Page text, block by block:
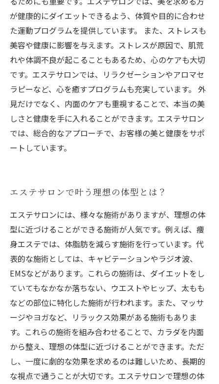
が健康的にダイエットできるよう、体質や目的に合わせ
た運動プログラムを提供しています。 また、ストレスも
美容や健康に影響を与えます。ストレスが原因で、肌荒
れや体調不良が起こることもあるため、心のケアも大切
です。エステサロンでは、リラクゼーションやアロマセ
ラピーなど、心を癒すプログラムも充実しています。 外
見だけでなく、内面のケアも重視することで、本当の美
しさと健康を手に入れることができます。エステサロン
では、総合的なアプローチで、お客様の美と健康をサポ
ートしています。
エステサロンで叶う理想の体型とは？
エステサロンには、様々な施術がありますが、理想の体
型に近づけることができる施術が人気です。例えば、痩
身エステでは、体脂肪を減らす施術を行っています。代
表的な施術としては、キャビテーションやラジオ波、
EMSなどがあります。これらの施術は、ダイエットをし
ていてもなかなか落ちない、ウエストやヒップ、太もも
などの部位に特化した施術が行われます。また、マッサ
ージやヨガなど、リラックス効果がある施術もありま
す。これらの施術を組み合わせることで、カラダを内面
から整え、理想の体型に近づけることができます。ただ
し、一度に劇的な効果を求めるのは難しいため、長期的
な視点で通うことが大切です。エステサロンで理想の体